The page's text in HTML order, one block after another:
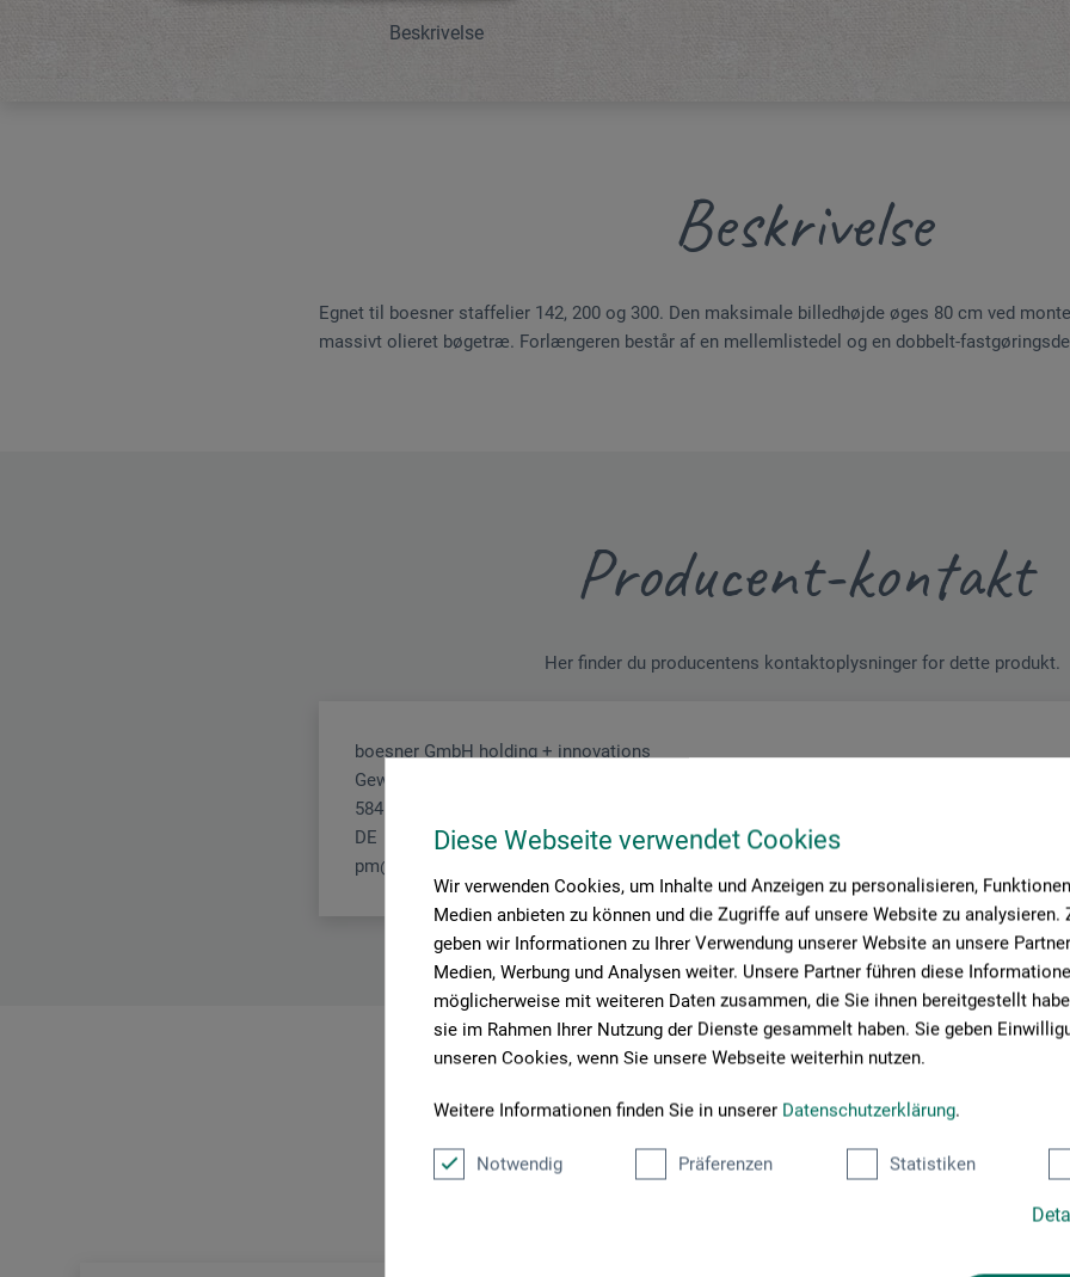
Diese Webseite verwendet Cookies
Wir verwenden Cookies, um Inhalte und Anzeigen zu personalisieren,
Medien anbieten zu können und die Zugriffe auf unsere Website zu analysieren.
geben wir Informationen zu Ihrer Verwendung unserer Website an unsere
Medien, Werbung und Analysen weiter. Unsere Partner führen diese
möglicherweise mit weiteren Daten zusammen, die Sie ihnen bereitgestellt
sie im Rahmen Ihrer Nutzung der Dienste gesammelt haben. Sie geben
unseren Cookies, wenn Sie unsere Webseite weiterhin nutzen.
Weitere Informationen finden Sie in unserer Datenschutzerklärung.
Notwendig Präferenzen Statistiken
Beskrivelse
Beskrivelse
Egnet til boesner staffelier 142, 200 og 300. Den maksimale billedhøjde øges 80 cm ved
massivt olieret bøgetræ. Forlængeren består af en mellemlistedel og en dobbelt-
Producent-kontakt
Her finder du producentens kontaktoplysninger for dette produkt.
boesner GmbH holding + innovations
Gewerkenstr. 2
58456 Witten
DE
pm@boesner.com
Kunder købte også